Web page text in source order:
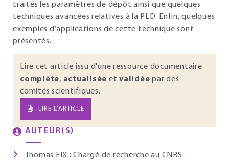
traités les paramètres de dépôt ainsi que quelques
techniques avancées relatives à la PLD. Enfin, quelques
exemples d’applications de cette technique sont
présentés.
Lire cet article issu d'une ressource documentaire
complète, actualisée et validée par des
comités scientifiques.
LIRE L’ARTICLE
AUTEUR(S)
Thomas FIX : Chargé de recherche au CNRS -